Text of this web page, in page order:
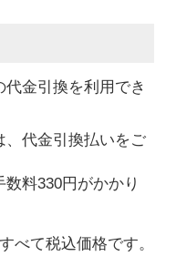
金引換を利用でき
代金引換払いをご
料330円がかかり
べて税込価格です。